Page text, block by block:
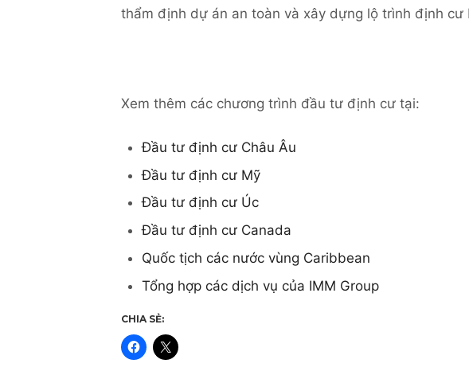
thẩm định dự án an toàn và xây dựng lộ trình định cư
Xem thêm các chương trình đầu tư định cư tại:
Đầu tư định cư Châu Âu
Đầu tư định cư Mỹ
Đầu tư định cư Úc
Đầu tư định cư Canada
Quốc tịch các nước vùng Caribbean
Tổng hợp các dịch vụ của IMM Group
CHIA SẺ: